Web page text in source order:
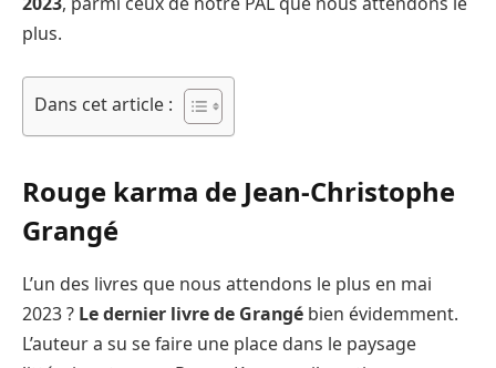
plus.
Dans cet article :
Rouge karma de Jean-Christophe
Grangé
L’un des livres que nous attendons le plus en mai
2023 ? Le dernier livre de Grangé bien évidemment.
L’auteur a su se faire une place dans le paysage